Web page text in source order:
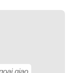
giao